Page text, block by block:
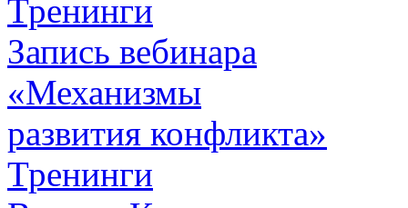
Тренинги
Запись вебинара
«Механизмы
развития конфликта»
Тренинги